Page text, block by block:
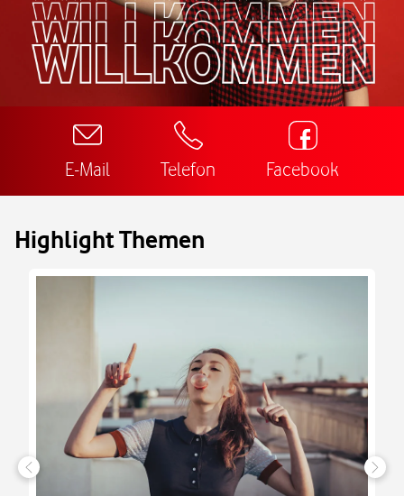
E-Mail Telefon Facebook
Highlight Themen